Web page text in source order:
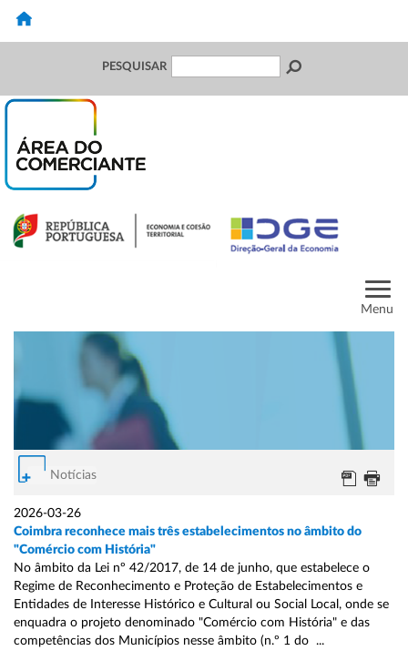
PESQUISAR
Menu
Notícias
2026-03-26
Coimbra reconhece mais três estabelecimentos no âmbito do
"Comércio com História"
No âmbito da Lei nº 42/2017, de 14 de junho, que estabelece o
Regime de Reconhecimento e Proteção de Estabelecimentos e
Entidades de Interesse Histórico e Cultural ou Social Local, onde se
enquadra o projeto denominado "Comércio com História" e das
competências dos Municípios nesse âmbito (n.º 1 do ...